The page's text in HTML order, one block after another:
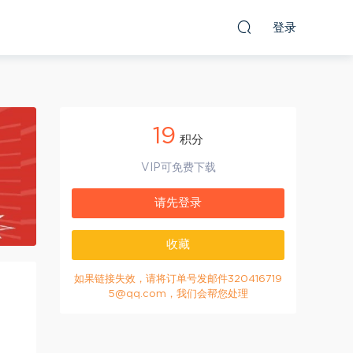
登录
19 积分
VIP可免费下载
请先登录
收藏
如果链接失效，请将订单号发邮件320416719
5@qq.com，我们会帮您处理